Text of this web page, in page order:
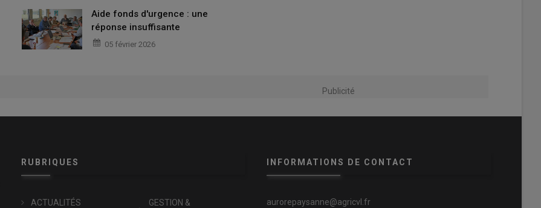
Aide fonds d'urgence : une
réponse insuffisante
05 février 2026
Publicité
RUBRIQUES
ACTUALITÉS GESTION &
INFORMATIONS DE CONTACT
aurorepaysanne@agricvl.fr